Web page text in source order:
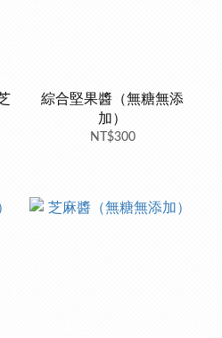
綜合堅果醬（無糖無添
加）
NT$300